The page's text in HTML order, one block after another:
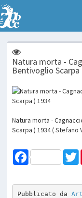
Natura morta -
Bentivoglio Scarpa
Natura morta -
Scarpa ) 1934 ( Stefano
Facebook
Pubblicato da